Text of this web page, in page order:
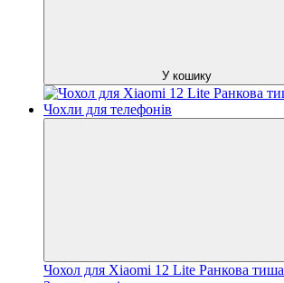
У кошику
Чохол для Xiaomi 12 Lite Ранкова тиша